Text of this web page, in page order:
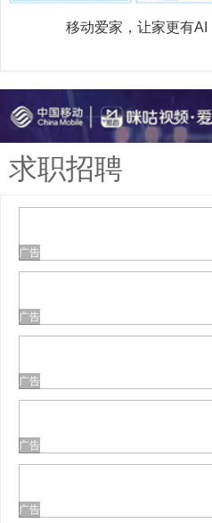
移动爱家，让家更有AI
求职招聘
广告
广告
广告
广告
广告